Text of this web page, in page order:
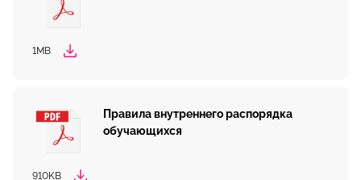
1MB
Правила внутреннего распорядка
обучающихся
910KB